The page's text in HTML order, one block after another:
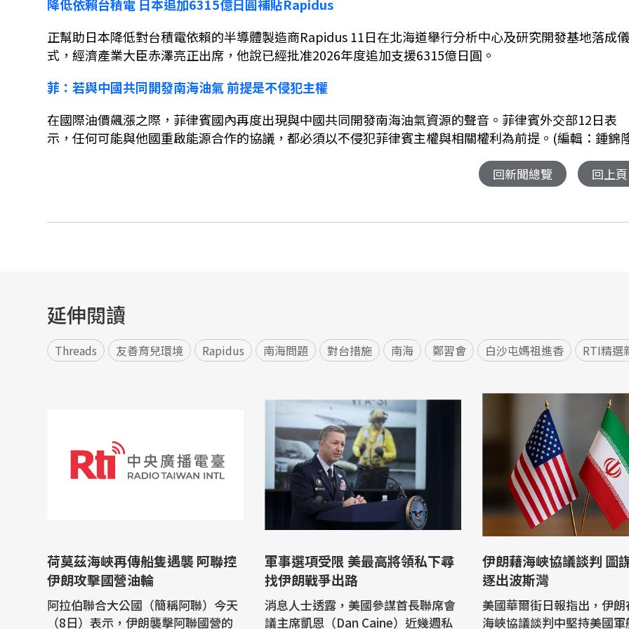
降低依賴台積電 日本追加6315億日圓補貼Rapidus
正幫助日本降低對台積電依賴的半導體製造商Rapidus 11日在北海道舉行分析中心及研究開發基地落成
式，經濟產業大臣赤澤亮正出席，他說已經批准2026年度追加支援6315億日圓。
菲：若與中國共同開發南海油氣前提是不侵犯主權
在國際油價飆漲之際，菲律賓國內再度出現與中國共同開發南海油氣資源的聲音。菲律賓外交部12日表
示，任何可能與他國重啟能源合作的協議，都必須以不侵犯菲律賓主權與相關權利為前提。(編輯：鍾錦
回新聞總覽 回上頁
延伸閱讀
Threads 友善育兒環境 Rapidus 南海問題 對台措施 南海 鄭習會 白沙屯媽祖進香 RTI精選
荷莫茲海峽再傳船隻遇襲 阿聯控
伊朗攻擊國營油輪
阿拉伯聯合大公國（簡稱阿聯）今天
（8日）表示，伊朗襲擊阿聯國營的
軍事選項受限 美最高將領私下尋
找伊朗戰爭出路
消息人士透露，美國參謀首長聯席會
議主席凱恩（Dan Caine）近幾週私
伊朗藉海峽協議談判 圖
逐出波斯灣
美國華爾街日報指出，伊
海峽協議談判中堅持美國